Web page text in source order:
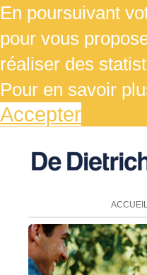
En poursuivant
pour vous
réaliser des
Pour en savoir
Accepter